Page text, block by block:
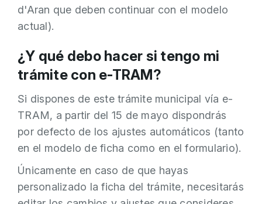
d'Aran que deben continuar con el modelo
actual).
¿Y qué debo hacer si tengo mi
trámite con e-TRAM?
Si dispones de este trámite municipal vía e-
TRAM, a partir del 15 de mayo dispondrás
por defecto de los ajustes automáticos (tanto
en el modelo de ficha como en el formulario).
Únicamente en caso de que hayas
personalizado la ficha del trámite, necesitarás